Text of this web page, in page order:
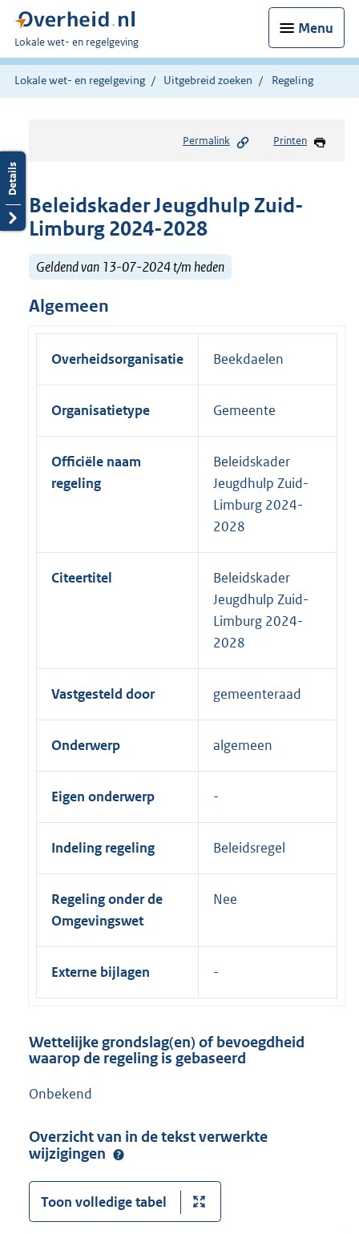
Menu
U
bent
hier:
Lokale wet- en regelgeving
Lokale wet- en regelgeving Uitgebreid zoeken Regeling
Permalink Printen
Beleidskader Jeugdhulp Zuid-
Limburg 2024-2028
Geldend van 13-07-2024 t/m heden
Algemeen
Overheidsorganisatie Beekdaelen
Organisatietype Gemeente
Officiële naam
regeling
Beleidskader
Jeugdhulp Zuid-
Limburg 2024-
2028
Citeertitel
Beleidskader
Jeugdhulp Zuid-
Limburg 2024-
2028
Vastgesteld door gemeenteraad
Onderwerp algemeen
Eigen onderwerp
Indeling regeling Beleidsregel
Regeling onder de
Omgevingswet
Nee
Externe bijlagen
Wettelijke grondslag(en) of bevoegdheid
waarop de regeling is gebaseerd
Onbekend
Overzicht van in de tekst verwerkte
wijzigingen
Toon volledige tabel